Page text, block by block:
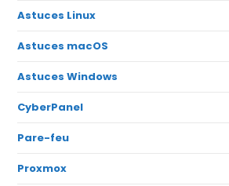
Astuces Linux
Astuces macOS
Astuces Windows
CyberPanel
Pare-feu
Proxmox